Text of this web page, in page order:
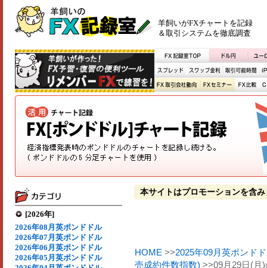
羊飼いがFXチャートを記録
＆取引システムを徹底調査
[2026年]
2026年08月英ポンドドル
2026年07月英ポンドドル
2026年06月英ポンドドル
2026年05月英ポンドドル
本サイトはプロモーションを含み
HOME >>2025年09月英ポンド
売成約件数指数) >>09月29日(月